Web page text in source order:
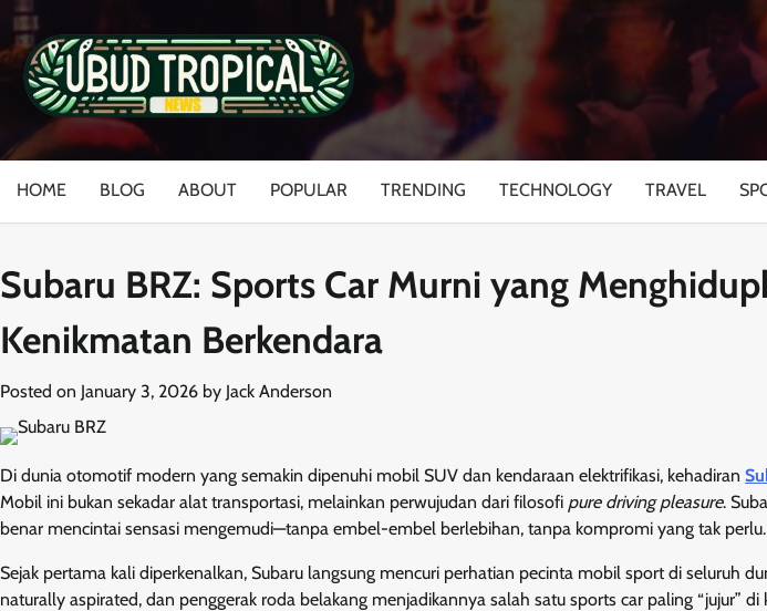
Skip
content
HOME BLOG ABOUT POPULAR TRENDING TECHNOLOGY TRAVEL
Subaru BRZ: Sports Car Murni yang
Kenikmatan Berkendara
Posted on January 3, 2026 by Jack Anderson
Di dunia otomotif modern yang semakin dipenuhi mobil SUV dan kendaraan elektrifikasi, kehadiran
Mobil ini bukan sekadar alat transportasi, melainkan perwujudan dari filosofi pure driving pleasure.
benar mencintai sensasi mengemudi—tanpa embel-embel berlebihan, tanpa kompromi yang tak perlu.
Sejak pertama kali diperkenalkan, Subaru langsung mencuri perhatian pecinta mobil sport di seluruh
naturally aspirated, dan penggerak roda belakang menjadikannya salah satu sports car paling “jujur”